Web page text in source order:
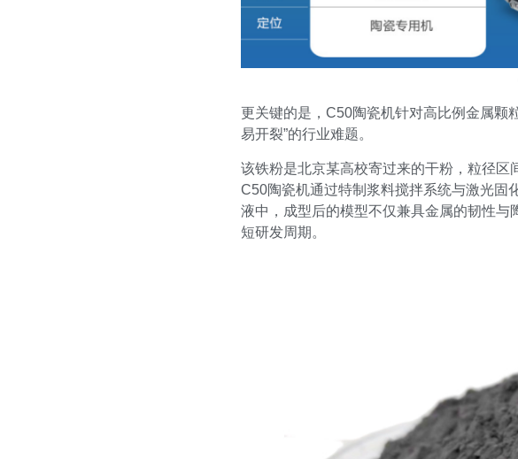
更关键的是，C50陶瓷机针对高比例金属颗
易开裂”的行业难题。
该铁粉是北京某高校寄过来的干粉，粒径
C50陶瓷机通过特制浆料搅拌系统与激光固
液中，成型后的模型不仅兼具金属的韧性
短研发周期。